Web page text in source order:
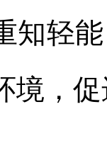
知轻
境，